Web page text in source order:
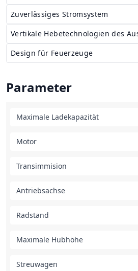
Zuverlässiges Stromsystem
Vertikale Hebetechnologien des
Design für Feuerzeuge
Parameter
Maximale Ladekapazität
Motor
Transimmision
Antriebsachse
Radstand
Maximale Hubhöhe
Streuwagen